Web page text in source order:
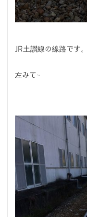
JR土讃線の線路です。
左みて~